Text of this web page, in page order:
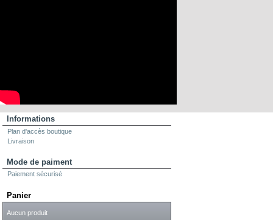
Informations
Plan d'accès boutique
Livraison
Mode de paiment
Paiement sécurisé
Panier
Aucun produit